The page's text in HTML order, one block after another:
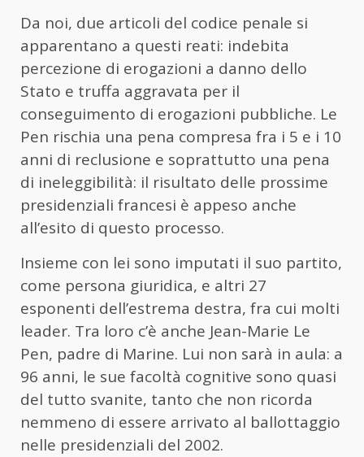
Da noi, due articoli del codice penale si
apparentano a questi reati: indebita
percezione di erogazioni a danno dello
Stato e truffa aggravata per il
conseguimento di erogazioni pubbliche. Le
Pen rischia una pena compresa fra i 5 e i 10
anni di reclusione e soprattutto una pena
di ineleggibilità: il risultato delle prossime
presidenziali francesi è appeso anche
all’esito di questo processo.
Insieme con lei sono imputati il suo partito,
come persona giuridica, e altri 27
esponenti dell’estrema destra, fra cui molti
leader. Tra loro c’è anche Jean-Marie Le
Pen, padre di Marine. Lui non sarà in aula: a
96 anni, le sue facoltà cognitive sono quasi
del tutto svanite, tanto che non ricorda
nemmeno di essere arrivato al ballottaggio
nelle presidenziali del 2002.